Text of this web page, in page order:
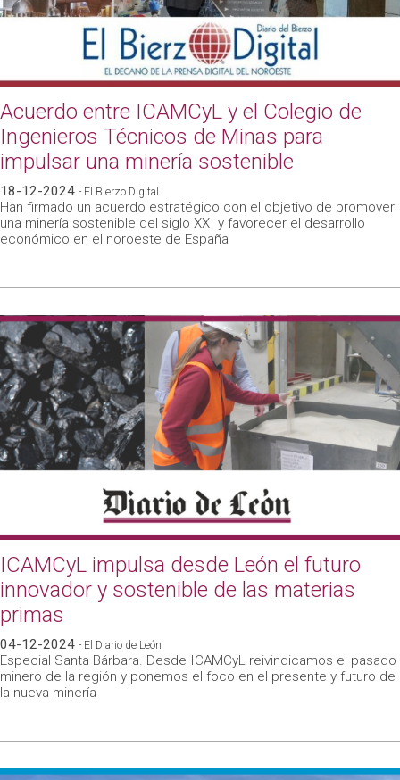
Acuerdo entre ICAMCyL y el Colegio de
Ingenieros Técnicos de Minas para
impulsar una minería sostenible
18-12-2024 - El Bierzo Digital
Han firmado un acuerdo estratégico con el objetivo de promover
una minería sostenible del siglo XXI y favorecer el desarrollo
económico en el noroeste de España
ICAMCyL impulsa desde León el futuro
innovador y sostenible de las materias
primas
04-12-2024 - El Diario de León
Especial Santa Bárbara. Desde ICAMCyL reivindicamos el pasado
minero de la región y ponemos el foco en el presente y futuro de
la nueva minería